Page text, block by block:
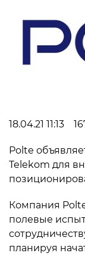
18.04.21 11:13
Polte
Telekom для
Компания
полевые
планируя